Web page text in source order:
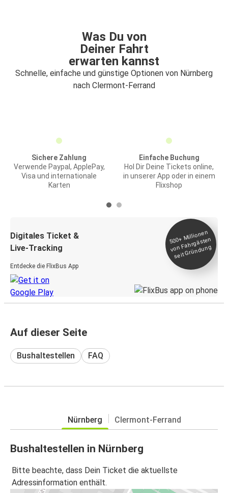
Was Du von
Deiner Fahrt
erwarten kannst
Schnelle, einfache und günstige Optionen von Nürnberg
nach Clermont-Ferrand
Sichere Zahlung
Verwende Paypal, ApplePay,
Visa und internationale
Karten
Einfache Buchung
Hol Dir Deine Tickets online,
in unserer App oder in einem
Flixshop
Digitales Ticket &
Live-Tracking
Entdecke die FlixBus App
500+
Millionen
von Fahrgästen
seit
Gründung
Auf dieser Seite
Bushaltestellen FAQ
Nürnberg Clermont-Ferrand
Bushaltestellen in Nürnberg
Bitte beachte, dass Dein Ticket die aktuellste
Adressinformation enthält.